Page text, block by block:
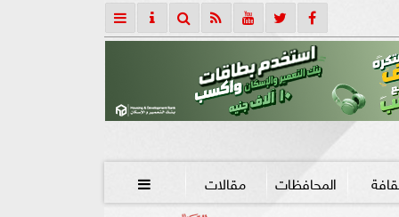
المحافظات مقالات 